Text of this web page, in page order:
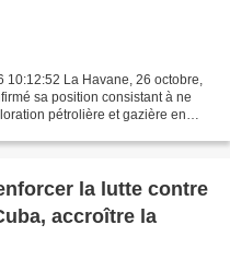
La Havane, 26 octobre,
sa position consistant à ne
pétrolière et gazière en
la lutte contre
accroître la